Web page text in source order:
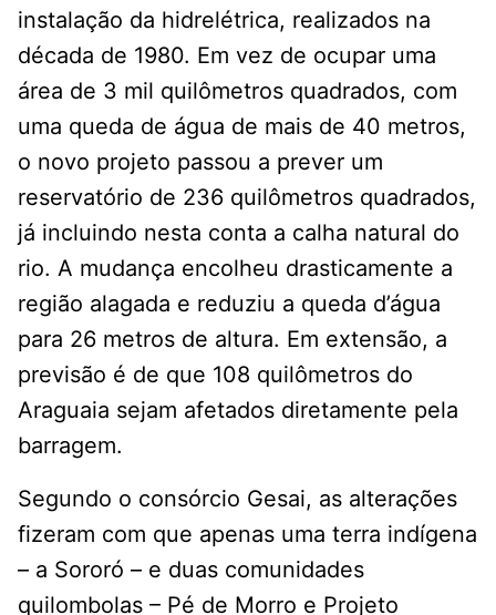
instalação da hidrelétrica, realizados na
década de 1980. Em vez de ocupar uma
área de 3 mil quilômetros quadrados, com
uma queda de água de mais de 40 metros,
o novo projeto passou a prever um
reservatório de 236 quilômetros quadrados,
já incluindo nesta conta a calha natural do
rio. A mudança encolheu drasticamente a
região alagada e reduziu a queda d’água
para 26 metros de altura. Em extensão, a
previsão é de que 108 quilômetros do
Araguaia sejam afetados diretamente pela
barragem.
Segundo o consórcio Gesai, as alterações
fizeram com que apenas uma terra indígena
– a Sororó – e duas comunidades
quilombolas – Pé de Morro e Projeto